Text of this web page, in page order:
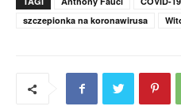
szczepionka na koronawirusa